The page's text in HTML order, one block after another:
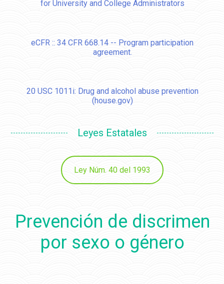
for University and College Administrators
eCFR :: 34 CFR 668.14 -- Program participation
agreement.
20 USC 1011i: Drug and alcohol abuse prevention
(house.gov)
Leyes Estatales
Ley Núm. 40 del 1993
Prevención de discrimen
por sexo o género